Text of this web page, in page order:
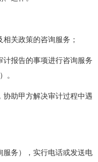
关政策的咨询服务；
报告的事项进行咨询服务
。
助甲方解决审计过程中遇
务），实行电话或发送电